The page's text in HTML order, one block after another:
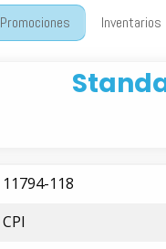
Promociones Inventarios
11794-118
CPI